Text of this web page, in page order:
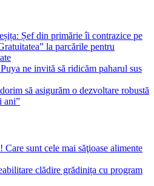
Șef din primărie îi contrazice pe
la parcările pentru
ne invită să ridicăm paharul sus
să asigurăm o dezvoltare robustă
ani”
Care sunt cele mai săţioase alimente
clădire grădinița cu program